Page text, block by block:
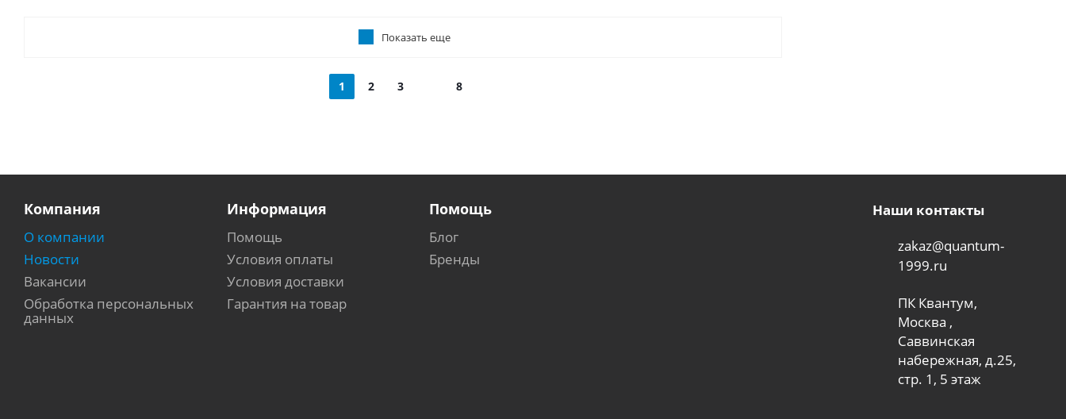
Показать еще
1 2 3 8
Компания
О компании
Новости
Вакансии
Обработка персональных
данных
Информация
Помощь
Условия оплаты
Условия доставки
Гарантия на товар
Помощь
Блог
Бренды
Наши контакты
zakaz@quantum-
1999.ru
ПК Квантум,
Москва ,
Саввинская
набережная, д.25,
стр. 1, 5 этаж